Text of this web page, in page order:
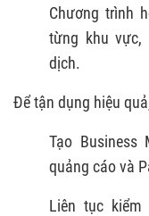
Chương trình
từng khu
dịch.
Để tận dụng hiệu
Tạo Business
quảng cáo và
Liên tục kiểm